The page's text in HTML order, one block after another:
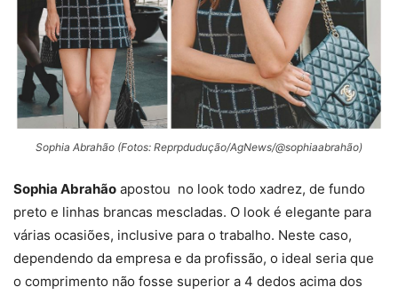
Sophia Abrahão (Fotos: Reprpdudução/AgNews/@sophiaabrahão)
Sophia Abrahão apostou no look todo xadrez, de fundo
preto e linhas brancas mescladas. O look é elegante para
várias ocasiões, inclusive para o trabalho. Neste caso,
dependendo da empresa e da profissão, o ideal seria que
o comprimento não fosse superior a 4 dedos acima dos